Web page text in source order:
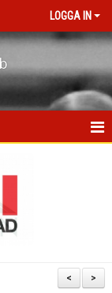
LOGGA IN
>
<